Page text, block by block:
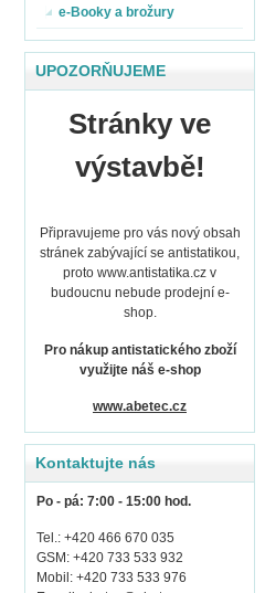
e-Booky a brožury
UPOZORŇUJEME
Stránky ve
výstavbě!
Připravujeme pro vás nový obsah
stránek zabývající se antistatikou,
proto www.antistatika.cz v
budoucnu nebude prodejní e-
shop.
Pro nákup antistatického zboží
využijte náš e-shop
www.abetec.cz
Kontaktujte nás
Po - pá: 7:00 - 15:00 hod.
Tel.: +420 466 670 035
GSM: +420 733 533 932
Mobil: +420 733 533 976